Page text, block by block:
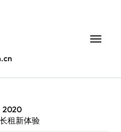
2020
租新体验